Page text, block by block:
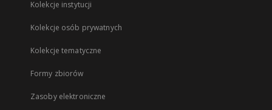
Kolekcje instytucji
Kolekcje osób prywatnych
Kolekcje tematyczne
Formy zbiorów
Zasoby elektroniczne